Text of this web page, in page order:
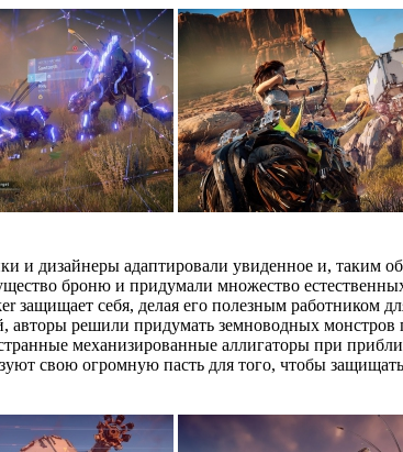
и дизайнеры адаптировали увиденное и, таким
броню и придумали множество
себя, делая его полезным работником
решили придумать земноводных
механизированные аллигаторы при
свою огромную пасть для того, чтобы